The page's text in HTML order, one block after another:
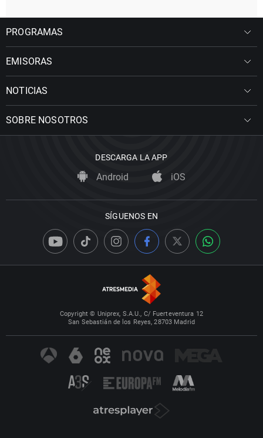
PROGRAMAS
EMISORAS
NOTICIAS
SOBRE NOSOTROS
DESCARGA LA APP
Android iOS
SÍGUENOS EN
Copyright © Uniprex, S.A.U., C/ Fuerteventura 12
San Sebastián de los Reyes, 28703 Madrid